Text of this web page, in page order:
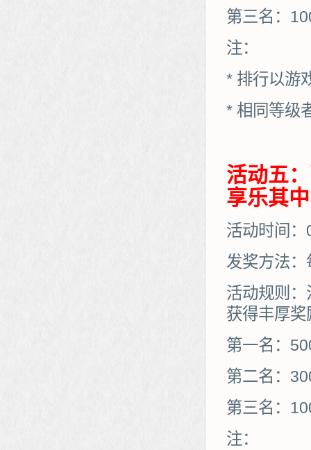
第三名：
注：
* 排行以游
* 相同等级
活动五
享乐其中
活动时间
发奖方法：
活动规则
获得丰厚
第一名：
第二名：
第三名：
注：